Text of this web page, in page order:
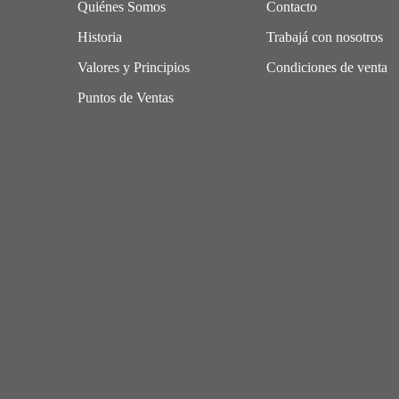
Quiénes Somos
Historia
Valores y Principios
Puntos de Ventas
Contacto
Trabajá con nosotros
Condiciones de venta